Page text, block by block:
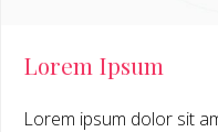
Lorem Ipsum
Lorem ipsum dolor sit